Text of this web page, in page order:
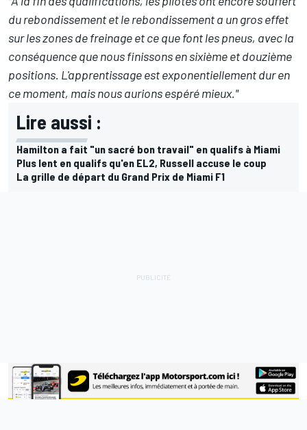
du rebondissement et le rebondissement a un gros effet
sur les zones de freinage et ce que font les pneus, avec la
conséquence que nous finissons en sixième et douzième
positions. L'apprentissage est exponentiellement dur en
ce moment, mais nous aurions espéré mieux."
Lire aussi :
Hamilton a fait "un sacré bon travail" en qualifs à Miami
Plus lent en qualifs qu'en EL2, Russell accuse le coup
La grille de départ du Grand Prix de Miami F1